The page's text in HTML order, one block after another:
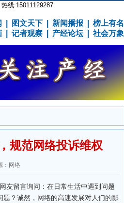
热线:15011129287
图文天下 新闻播报 榜上有名
记者观察 产经论坛 社会万象
规范网络投诉维权
：网络
友留言询问：在日常生活中遇到问题
？诚然，网络的高速发展对人们的影